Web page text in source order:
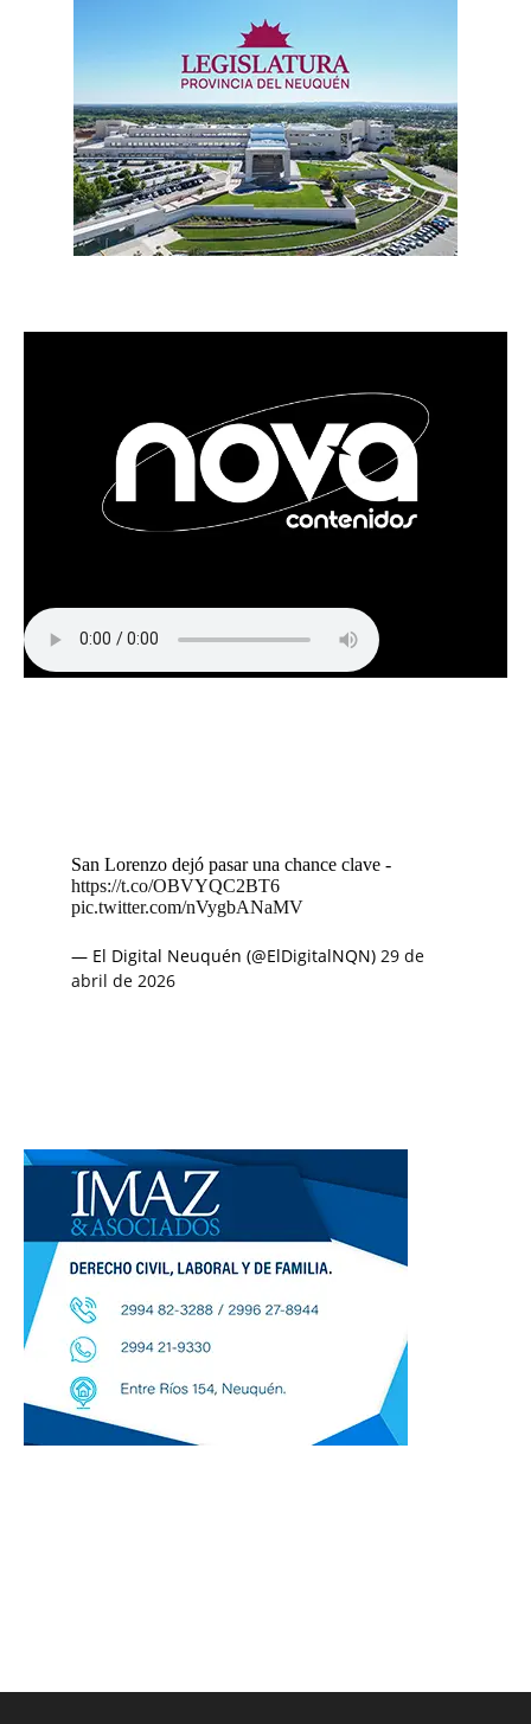
San Lorenzo dejó pasar una chance clave -
https://t.co/OBVYQC2BT6
pic.twitter.com/nVygbANaMV
— El Digital Neuquén (@ElDigitalNQN) 29 de
abril de 2026